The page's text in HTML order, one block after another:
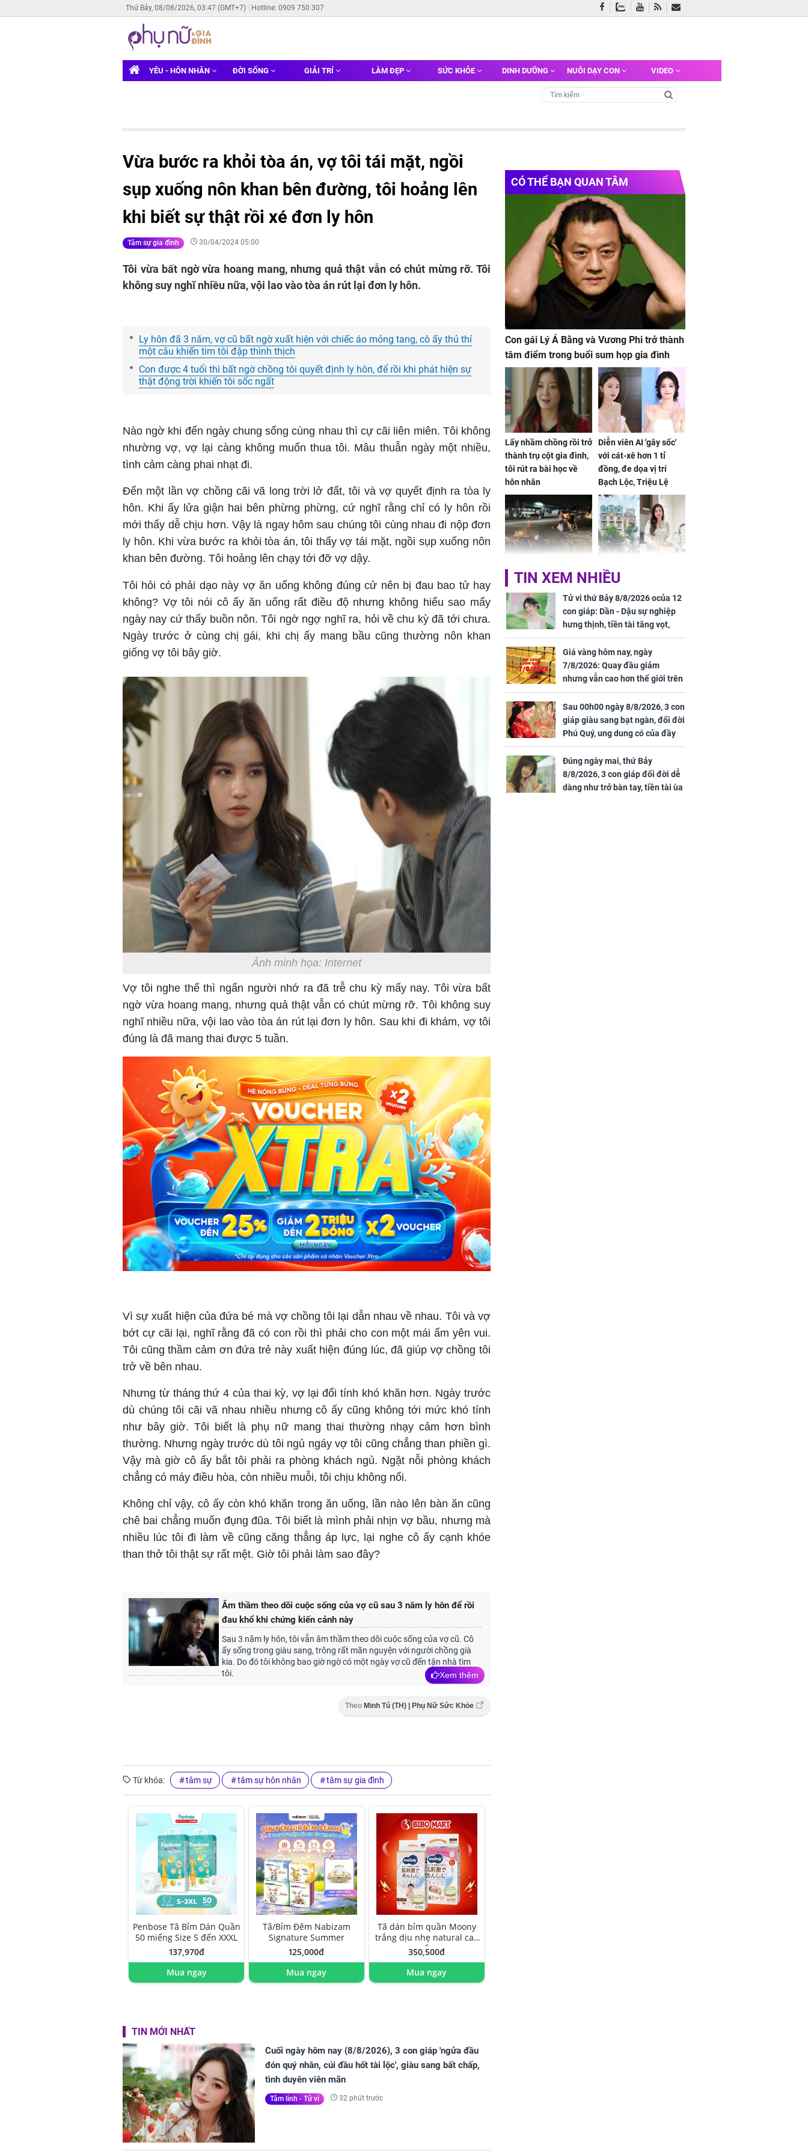
Thứ Bảy, 08/08/2026, 03:47 (GMT+7) Hotline: 0909 750 307
YÊU - HÔN NHÂN ĐỜI SỐNG GIẢI TRÍ LÀM ĐẸP SỨC KHỎE DINH DƯỠNG NUÔI DẠY CON VIDEO
Vừa bước ra khỏi tòa án, vợ tôi tái mặt, ngồi
sụp xuống nôn khan bên đường, tôi hoảng lên
khi biết sự thật rồi xé đơn ly hôn
Tâm sự gia đình 30/04/2024 05:00
Tôi vừa bất ngờ vừa hoang mang, nhưng quả thật vẫn có chút mừng rỡ. Tôi
không suy nghĩ nhiều nữa, vội lao vào tòa án rút lại đơn ly hôn.
Ly hôn đã 3 năm, vợ cũ bất ngờ xuất hiện với chiếc áo mỏng tang, cô ấy thủ thỉ
một câu khiến tim tôi đập thình thịch
Con được 4 tuổi thì bất ngờ chồng tôi quyết định ly hôn, để rồi khi phát hiện sự
thật động trời khiến tôi sốc ngất
Nào ngờ khi đến ngày chung sống cùng nhau thì cự cãi liên miên. Tôi không
nhường vợ, vợ lại càng không muốn thua tôi. Mâu thuẫn ngày một nhiều,
tình cảm càng phai nhạt đi.
Đến một lần vợ chồng cãi vã long trời lở đất, tôi và vợ quyết định ra tòa ly
hôn. Khi ấy lửa giận hai bên phừng phừng, cứ nghĩ rằng chỉ có ly hôn rồi
mới thấy dễ chịu hơn. Vậy là ngay hôm sau chúng tôi cùng nhau đi nộp đơn
ly hôn. Khi vừa bước ra khỏi tòa án, tôi thấy vợ tái mặt, ngồi sụp xuống nôn
khan bên đường. Tôi hoảng lên chạy tới đỡ vợ dậy.
Tôi hỏi có phải dạo này vợ ăn uống không đúng cử nên bị đau bao tử hay
không? Vợ tôi nói cô ấy ăn uống rất điều độ nhưng không hiểu sao mấy
ngày nay cứ thấy buồn nôn. Tôi ngờ ngợ nghĩ ra, hỏi về chu kỳ đã tới chưa.
Ngày trước ở cùng chị gái, khi chị ấy mang bầu cũng thường nôn khan
giống vợ tôi bây giờ.
Ảnh minh họa: Internet
Vợ tôi nghe thế thì ngẩn người nhớ ra đã trễ chu kỳ mấy nay. Tôi vừa bất
ngờ vừa hoang mang, nhưng quả thật vẫn có chút mừng rỡ. Tôi không suy
nghĩ nhiều nữa, vội lao vào tòa án rút lại đơn ly hôn. Sau khi đi khám, vợ tôi
đúng là đã mang thai được 5 tuần.
Vì sự xuất hiện của đứa bé mà vợ chồng tôi lại dẫn nhau về nhau. Tôi và vợ
bớt cự cãi lại, nghĩ rằng đã có con rồi thì phải cho con một mái ấm yên vui.
Tôi cũng thầm cảm ơn đứa trẻ này xuất hiện đúng lúc, đã giúp vợ chồng tôi
trở về bên nhau.
Nhưng từ tháng thứ 4 của thai kỳ, vợ lại đổi tính khó khăn hơn. Ngày trước
dù chúng tôi cãi vã nhau nhiều nhưng cô ấy cũng không tới mức khó tính
như bây giờ. Tôi biết là phụ nữ mang thai thường nhạy cảm hơn bình
thường. Nhưng ngày trước dù tôi ngủ ngáy vợ tôi cũng chẳng than phiền gì.
Vậy mà giờ cô ấy bắt tôi phải ra phòng khách ngủ. Ngặt nỗi phòng khách
chẳng có máy điều hòa, còn nhiều muỗi, tôi chịu không nổi.
Không chỉ vậy, cô ấy còn khó khăn trong ăn uống, lần nào lên bàn ăn cũng
chê bai chẳng muốn đụng đũa. Tôi biết là mình phải nhịn vợ bầu, nhưng mà
nhiều lúc tôi đi làm về cũng căng thẳng áp lực, lại nghe cô ấy cạnh khóe
than thở tôi thật sự rất mệt. Giờ tôi phải làm sao đây?
Âm thầm theo dõi cuộc sống của vợ cũ sau 3 năm ly hôn để rồi
đau khổ khi chứng kiến cảnh này
Sau 3 năm ly hôn, tôi vẫn âm thầm theo dõi cuộc sống của vợ cũ. Cô
ấy sống trong giàu sang, trông rất mãn nguyện với người chồng già
kia. Do đó tôi không bao giờ ngờ có một ngày vợ cũ đến tận nhà tìm
tôi.
Xem thêm
Theo Minh Tú (TH) | Phụ Nữ Sức Khỏe
Từ khóa: tâm sự tâm sự hôn nhân tâm sự gia đình
Penbose Tã Bỉm Dán Quần
50 miếng Size S đến XXXL
137,970đ
Mua ngay
Tã/Bỉm Đêm Nabizam
Signature Summer
125,000đ
Mua ngay
Tã dán bỉm quần Moony
trắng dịu nhẹ natural cao
cấp
350,500đ
Mua ngay
TIN MỚI NHẤT
Cuối ngày hôm nay (8/8/2026), 3 con giáp 'ngửa đầu
đón quý nhân, cúi đầu hốt tài lộc', giàu sang bất chấp,
tình duyên viên mãn
Tâm linh - Tử vi 32 phút trước
CÓ THỂ BẠN QUAN TÂM
Con gái Lý Á Bằng và Vương Phi trở thành
tâm điểm trong buổi sum họp gia đình
Lấy nhầm chồng rồi trở
thành trụ cột gia đình,
tôi rút ra bài học về
hôn nhân
Diễn viên AI 'gây sốc'
với cát-xê hơn 1 tỉ
đồng, đe dọa vị trí
Bạch Lộc, Triệu Lệ
Dĩnh
TP.HCM: Nữ công nhân
tử vong trên đường đi
làm về trong khu công
nghiệp Sóng Thần
Đỗ Mỹ Linh hé lộ góc
bếp chill của nhà mới -
cạnh biệt thự bầu Hiển
Sau 00h00 ngày
8/8/2026, 3 con giáp
giàu sang bạt ngàn,
đổi đời Phú Quý, ung
dung có của đầy nhà,
ngày càng hưng thịnh
sung túc
TIN XEM NHIỀU
Tử vi thứ Bảy 8/8/2026 ocủa 12
con giáp: Dần - Dậu sự nghiệp
hưng thịnh, tiền tài tăng vọt,
Mão - Thân công việc bất trắc,
tiền mất tật mang
Giá vàng hôm nay, ngày
7/8/2026: Quay đầu giảm
nhưng vẫn cao hơn thế giới trên
7 triệu đồng
Sau 00h00 ngày 8/8/2026, 3 con
giáp giàu sang bạt ngàn, đổi đời
Phú Quý, ung dung có của đầy
nhà, ngày càng hưng thịnh sung
túc
Đúng ngày mai, thứ Bảy
8/8/2026, 3 con giáp đổi đời dễ
dàng như trở bàn tay, tiền tài ùa